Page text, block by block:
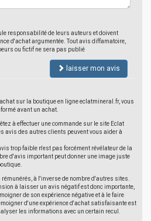
responsabilité de leurs auteurs et doivent
d'achat argumentée. Tout avis diffamatoire,
ou fictif ne sera pas publié
laisser mon avis
sur la boutique en ligne eclatmineral.fr, vous
avant un achat.
à effectuer une commande sur le site Eclat
avis des autres clients peuvent vous aider à
trop faible n'est pas forcément révélateur de la
d'avis important peut donner une image juste
à l'inverse de nombre d'autres sites.
à laisser un avis négatif est donc importante,
de son expérience négative et à le faire
d'une expérience d'achat satisfaisante est
les informations avec un certain recul.